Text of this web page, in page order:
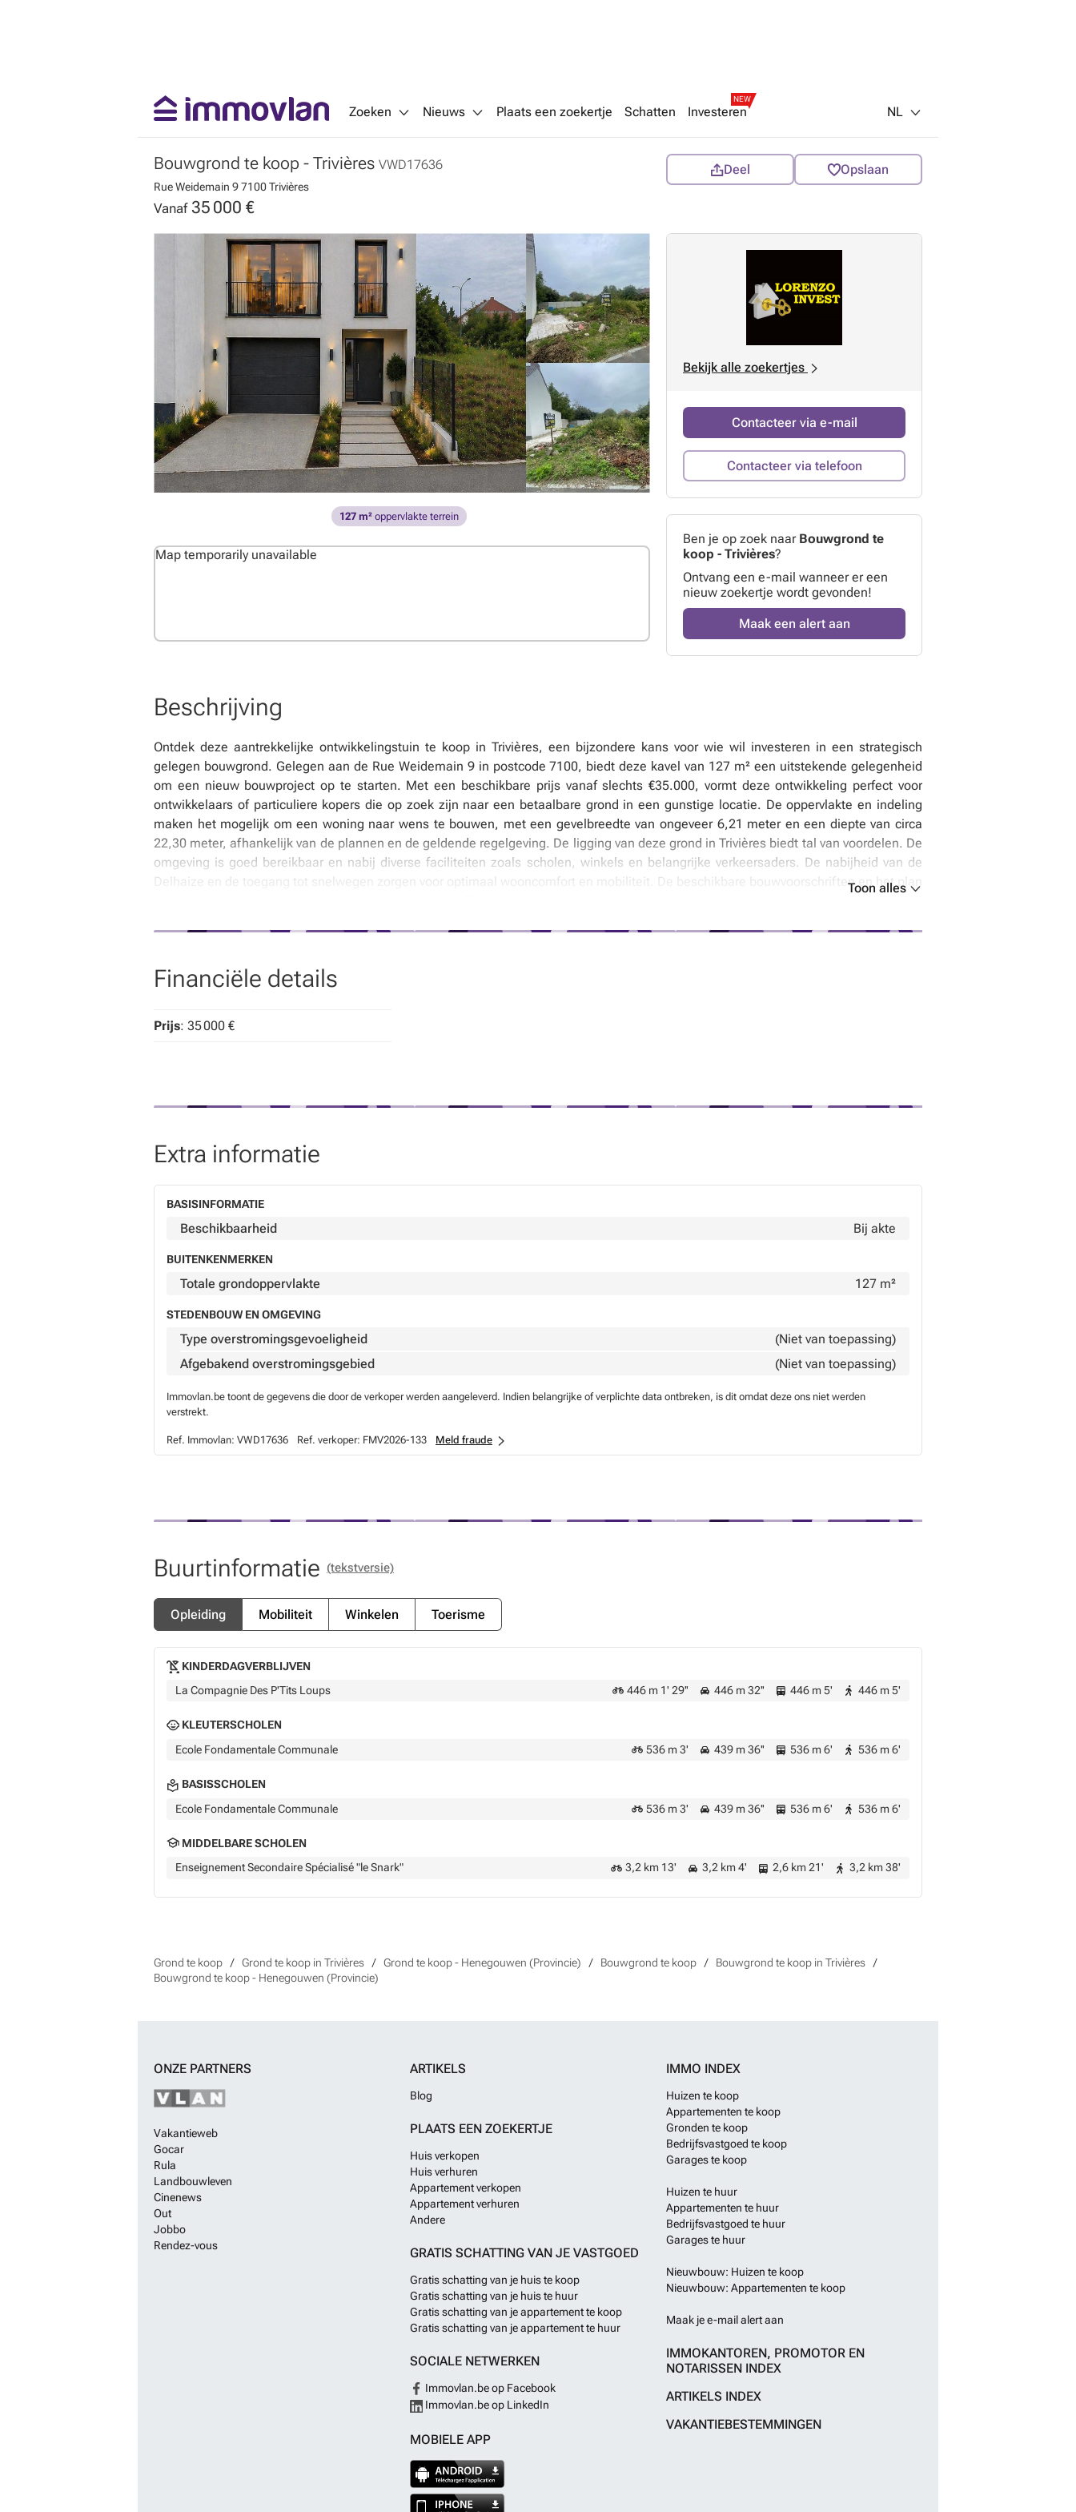
Zoeken Nieuws Plaats een zoekertje Schatten Investeren
NEW
NL
Bouwgrond te koop - Trivières VWD17636
Rue Weidemain 97100 Trivières
Vanaf35 000 €
Deel Opslaan
127 m²oppervlakte terrein
Map temporarily unavailable
Bekijk alle zoekertjes
Contacteer via e-mail
Contacteer via telefoon
Ben je op zoek naar Bouwgrond te
koop - Trivières?
Ontvang een e-mail wanneer er een
nieuw zoekertje wordt gevonden!
Maak een alert aan
Beschrijving
Ontdek deze aantrekkelijke ontwikkelingstuin te koop in Trivières, een bijzondere kans voor wie wil investeren in een strategisch
gelegen bouwgrond. Gelegen aan de Rue Weidemain 9 in postcode 7100, biedt deze kavel van 127 m² een uitstekende gelegenheid
om een nieuw bouwproject op te starten. Met een beschikbare prijs vanaf slechts €35.000, vormt deze ontwikkeling perfect voor
ontwikkelaars of particuliere kopers die op zoek zijn naar een betaalbare grond in een gunstige locatie. De oppervlakte en indeling
maken het mogelijk om een woning naar wens te bouwen, met een gevelbreedte van ongeveer 6,21 meter en een diepte van circa
22,30 meter, afhankelijk van de plannen en de geldende regelgeving. De ligging van deze grond in Trivières biedt tal van voordelen. De
omgeving is goed bereikbaar en nabij diverse faciliteiten zoals scholen, winkels en belangrijke verkeersaders. De nabijheid van de
Delhaize en de toegang tot snelwegen zorgen voor optimaal wooncomfort en mobiliteit. De beschikbare bouwvoorschriften en het plan
dat ook gratis schatten van uw eigen vastgoed aanbiedt zonder enige verplichting. Bezoek kan op afspraak worden geregeld via het
deze veelbelovende bouwgrond in Trivières zelf te ontdekken.
Toon alles
Financiële details
Prijs: 35 000 €
Extra informatie
BASISINFORMATIE
Beschikbaarheid Bij akte
BUITENKENMERKEN
Totale grondoppervlakte 127 m²
STEDENBOUW EN OMGEVING
Type overstromingsgevoeligheid
(Niet van toepassing)
Afgebakend overstromingsgebied
(Niet van toepassing)
Immovlan.be toont de gegevens die door de verkoper werden aangeleverd. Indien belangrijke of verplichte data ontbreken, is dit omdat deze ons niet werden
verstrekt.
Ref. Immovlan: VWD17636 Ref. verkoper: FMV2026-133 Meld fraude
Buurtinformatie (tekstversie)
Opleiding Mobiliteit Winkelen Toerisme
KINDERDAGVERBLIJVEN
La Compagnie Des P'Tits Loups
446 m 1' 29'' 446 m 32'' 446 m 5' 446 m 5'
KLEUTERSCHOLEN
Ecole Fondamentale Communale
536 m 3' 439 m 36'' 536 m 6' 536 m 6'
BASISSCHOLEN
Ecole Fondamentale Communale
536 m 3' 439 m 36'' 536 m 6' 536 m 6'
MIDDELBARE SCHOLEN
Enseignement Secondaire Spécialisé "le Snark"
3,2 km 13' 3,2 km 4' 2,6 km 21' 3,2 km 38'
Grond te koop Grond te koop in Trivières Grond te koop - Henegouwen (Provincie) Bouwgrond te koop
Bouwgrond te koop in Trivières
Bouwgrond te koop - Henegouwen (Provincie)
ONZE PARTNERS
Vakantieweb
Gocar
Rula
Landbouwleven
Cinenews
Out
Jobbo
Rendez-vous
ARTIKELS
Blog
PLAATS EEN ZOEKERTJE
Huis verkopen
Huis verhuren
Appartement verkopen
Appartement verhuren
Andere
GRATIS SCHATTING VAN JE VASTGOED
Gratis schatting van je huis te koop
Gratis schatting van je huis te huur
Gratis schatting van je appartement te koop
Gratis schatting van je appartement te huur
SOCIALE NETWERKEN
Immovlan.be op Facebook
Immovlan.be op LinkedIn
MOBIELE APP
IMMO INDEX
Huizen te koop
Appartementen te koop
Gronden te koop
Bedrijfsvastgoed te koop
Garages te koop
Huizen te huur
Appartementen te huur
Bedrijfsvastgoed te huur
Garages te huur
Nieuwbouw: Huizen te koop
Nieuwbouw: Appartementen te koop
Maak je e-mail alert aan
IMMOKANTOREN, PROMOTOR EN
NOTARISSEN INDEX
ARTIKELS INDEX
VAKANTIEBESTEMMINGEN